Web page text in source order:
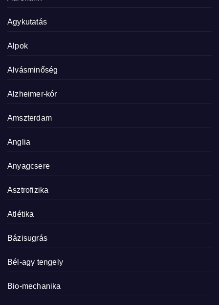
Agykutatás
Alpok
Alvásminőség
Alzheimer-kór
Amszterdam
Anglia
Anyagcsere
Asztrofizika
Atlétika
Bázisugrás
Bél-agy tengely
Bio-mechanika